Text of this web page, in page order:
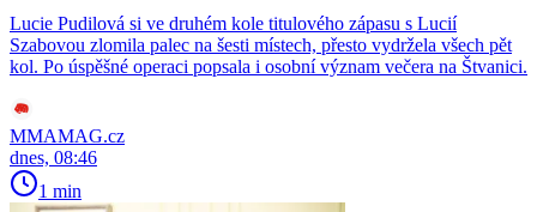
Lucie Pudilová si ve druhém kole titulového zápasu s Lucií
Szabovou zlomila palec na šesti místech, přesto vydržela všech pět
kol. Po úspěšné operaci popsala i osobní význam večera na Štvanici.
MMAMAG.cz
dnes, 08:46
1 min